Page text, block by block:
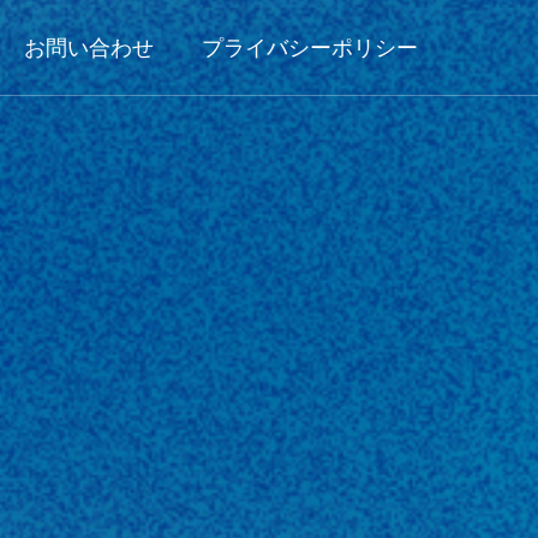
お問い合わせ プライバシーポリシー